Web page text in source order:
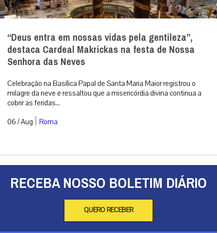
“Deus entra em nossas vidas pela gentileza”,
destaca Cardeal Makrickas na festa de Nossa
Senhora das Neves
Celebração na Basílica Papal de Santa Maria Maior registrou o
milagre da neve e ressaltou que a misericórdia divina continua a
cobrir as feridas...
06 / Aug | Roma
RECEBA NOSSO BOLETIM DIÁRIO
QUERO RECEBER